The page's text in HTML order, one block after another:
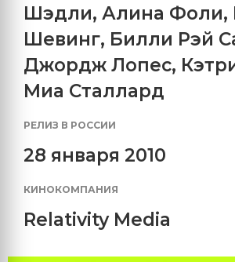
Шэдли, Алина Фоли,
Шевинг, Билли Рэй
Джордж Лопес,
Миа Сталлард
РЕЛИЗ В РОССИИ
28 января 2010
КИНОКОМПАНИЯ
Relativity Media